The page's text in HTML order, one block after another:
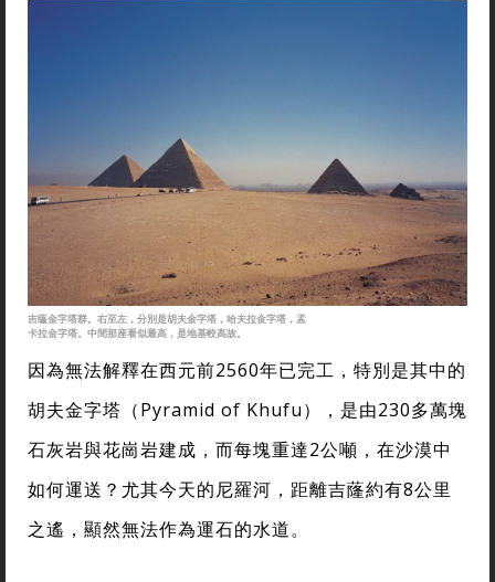
吉蕯金字塔群。右至左，分別是胡夫金字塔，哈夫拉金字塔，孟
卡拉金字塔。中間那座看似最高，是地基較高故。
因為無法解釋在西元前2560年已完工，特別是其中的
胡夫金字塔（Pyramid of Khufu），是由230多萬塊
石灰岩與花崗岩建成，而每塊重達2公噸，在沙漠中
如何運送？尤其今天的尼羅河，距離吉蕯約有8公里
之遙，顯然無法作為運石的水道。